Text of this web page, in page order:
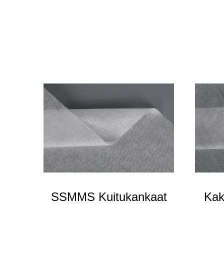
SSMMS Kuitukankaat